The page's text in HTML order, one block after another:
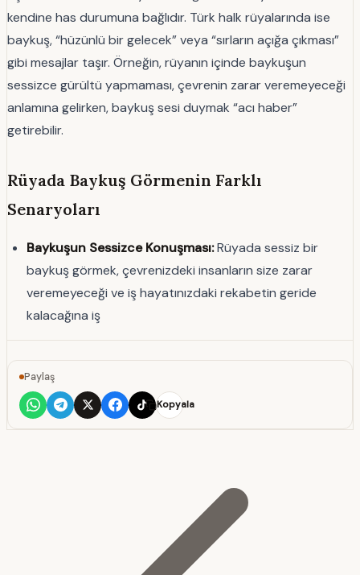
kendine has durumuna bağlıdır. Türk halk rüyalarında ise
baykuş, “hüzünlü bir gelecek” veya “sırların açığa çıkması”
gibi mesajlar taşır. Örneğin, rüyanın içinde baykuşun
sessizce gürültü yapmaması, çevrenin zarar veremeyeceği
anlamına gelirken, baykuş sesi duymak “acı haber”
getirebilir.
Rüyada Baykuş Görmenin Farklı
Senaryoları
Baykuşun Sessizce Konuşması:Rüyada sessiz bir
baykuş görmek, çevrenizdeki insanların size zarar
veremeyeceği ve iş hayatınızdaki rekabetin geride
kalacağına iş
Paylaş
Kopyala